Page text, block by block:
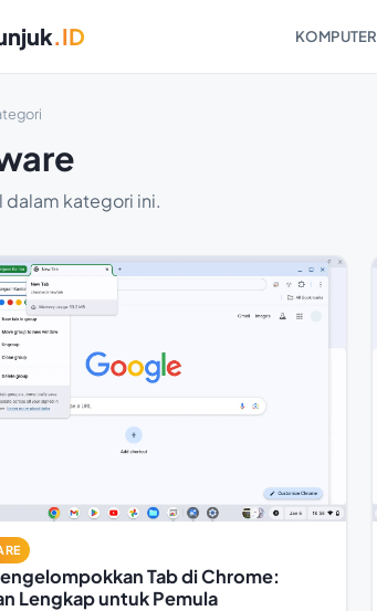
.ID KOMPUTER
dalam kategori ini.
Tab di Chrome:
Lengkap untuk Pemula